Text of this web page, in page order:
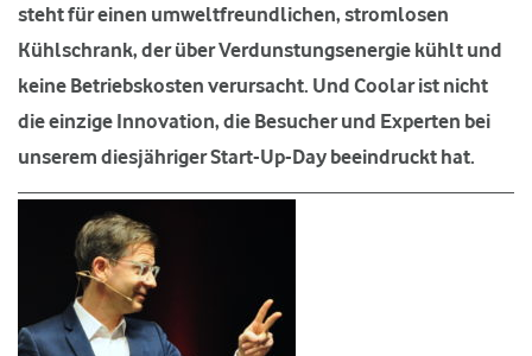
steht für einen umweltfreundlichen, stromlosen
Kühlschrank, der über Verdunstungsenergie kühlt und
keine Betriebskosten verursacht. Und Coolar ist nicht
die einzige Innovation, die Besucher und Experten bei
unserem diesjähriger Start-Up-Day beeindruckt hat.